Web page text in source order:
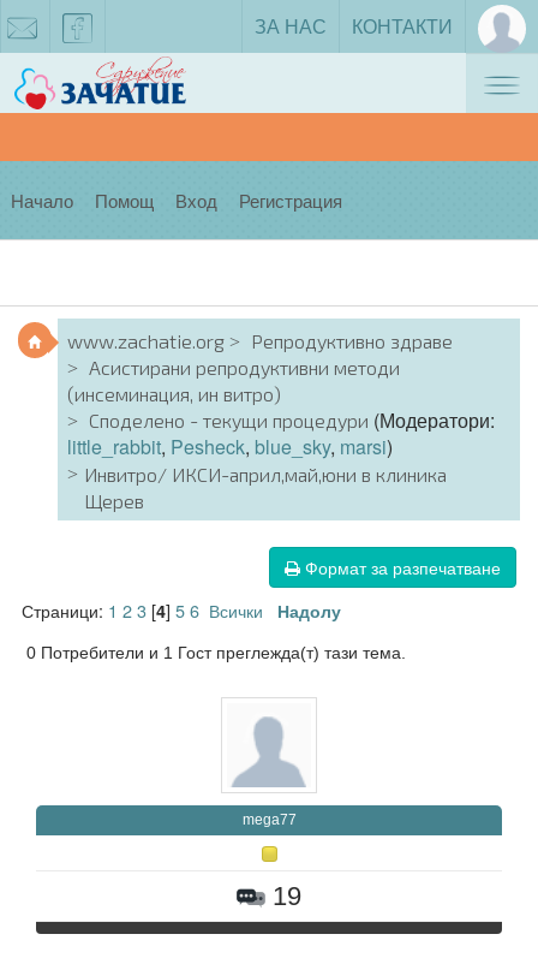
facebook
ЗА НАС КОНТАКТИ
Начало Помощ Вход Регистрация
www.zachatie.org
Репродуктивно здраве
Асистирани репродуктивни методи
(инсеминация, ин витро)
Споделено - текущи процедури (Модератори:
little_rabbit, Pesheck, blue_sky, marsi)
Инвитро/ ИКСИ-април,май,юни в клиника
Щерев
Формат за разпечатване
Страници: 1 23[4] 56 Всички Надолу
0 Потребители и 1 Гост преглежда(т) тази тема.
mega77
19